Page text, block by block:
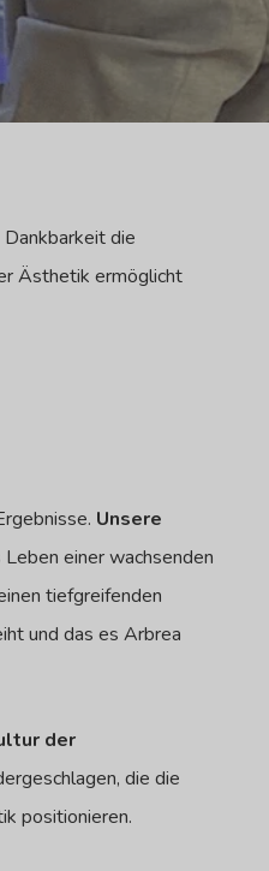
die
Ästhetik ermöglicht
Unsere
einer wachsenden
tiefgreifenden
und das es Arbrea
der
die die
positionieren.